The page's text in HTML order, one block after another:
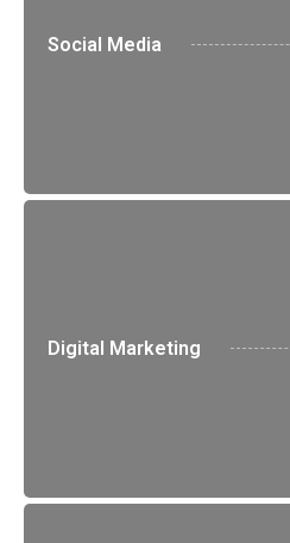
Social Media
Digital Marketing